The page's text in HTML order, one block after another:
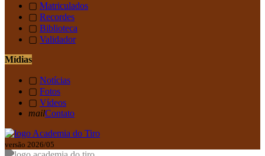
▢ Matriculados
▢ Recordes
▢ Biblioteca
▢ Validador
Mídias
▢ Notícias
▢ Fotos
▢ Vídeos
mailContato
versão 2026/05